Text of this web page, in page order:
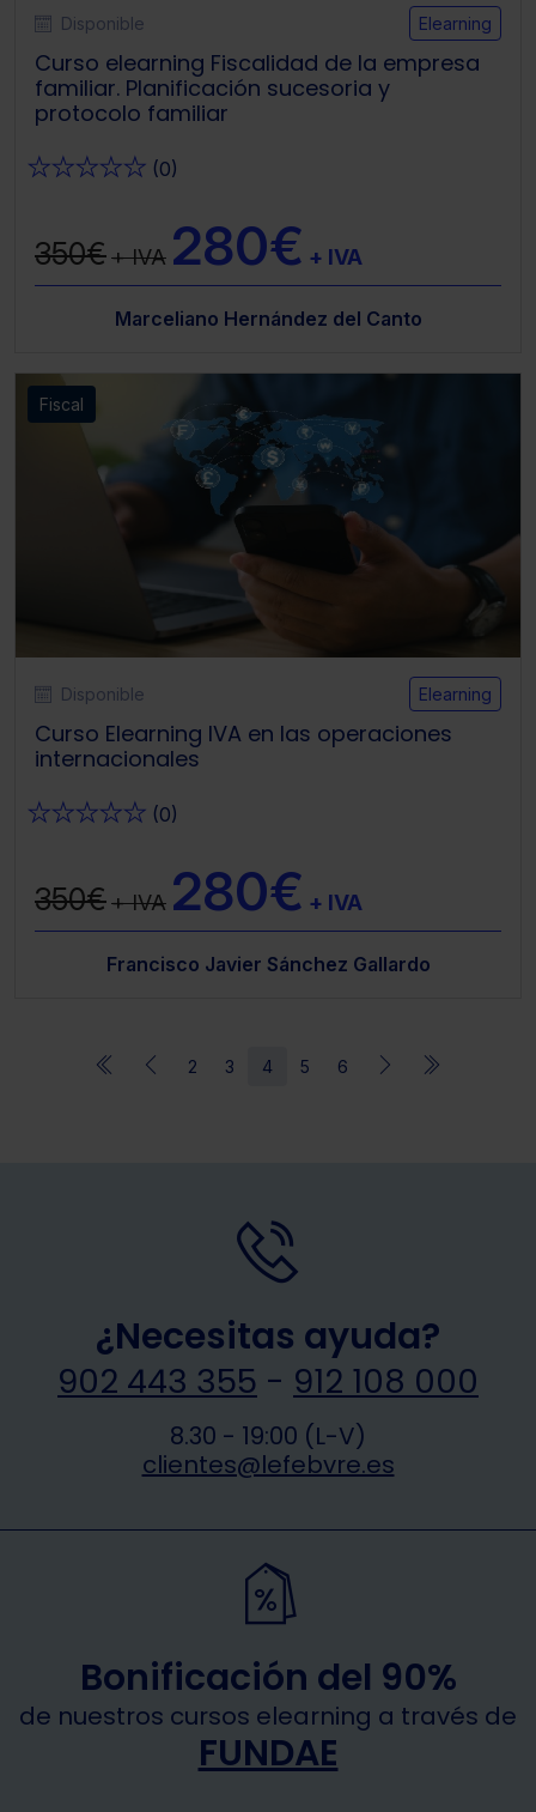
Disponible Elearning
Curso elearning Fiscalidad de la empresa
familiar. Planificación sucesoria y
protocolo familiar
★★★★★ (0)
350€+ IVA 280€ + IVA
Marceliano Hernández del Canto
Fiscal
Disponible Elearning
Curso Elearning IVA en las operaciones
internacionales
★★★★★ (0)
350€+ IVA 280€ + IVA
Francisco Javier Sánchez Gallardo
2 3 4 5 6
¿Necesitas ayuda?
902 443 355 - 912 108 000
8.30 - 19:00 (L-V)
clientes@lefebvre.es
Bonificación del 90%
de nuestros cursos elearning a través de
FUNDAE